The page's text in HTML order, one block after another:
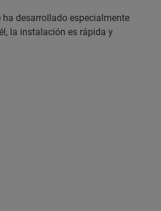
desarrollado especialmente
la instalación es rápida y